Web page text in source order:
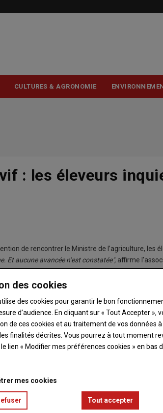
CULTURES & AGRONOMIE
: les éleveurs
de rencontrer le Ministre de l’agriculture, les
Et aucune avancée n’est constatée", affirme
positions, maintien de la castration, avec
organisations, des chambres d’agriculture et du
des porcs. Et une compensation financière des
des porcs castrés".Alors que la non
leur crainte est grande de perdre en
avec pour conséquence l’arrêt de la production
castration avec le nouveau protocole."Une
pour la non castration".Vidéo à retrouver sur
des cookies
des cookies pour garantir le bon
d’audience. En cliquant sur « Tout Accepter »,
de ces cookies et au traitement de vos données
finalités décrites. Vous pourrez à tout moment
lien « Modifier mes préférences cookies » en bas
mes cookies
Tout accepter